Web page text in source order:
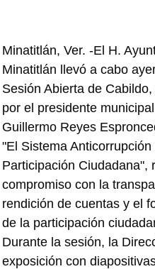
Minatitlán, Ver. -El H.
Minatitlán llevó a cabo
Sesión Abierta de
por el presidente
Guillermo Reyes
"El Sistema
Participación Ciudadana",
compromiso con la
rendición de cuentas y el
de la participación
Durante la sesión, la
exposición con